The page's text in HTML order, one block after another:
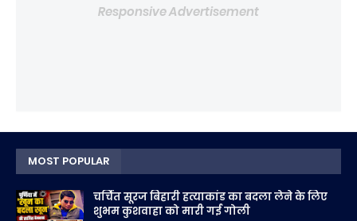
Responsive Advertisement
MOST POPULAR
चर्चित सूरज बिहारी हत्याकांड का बदला लेने के लिए
शुभम कुशवाहा को मारी गई गोली